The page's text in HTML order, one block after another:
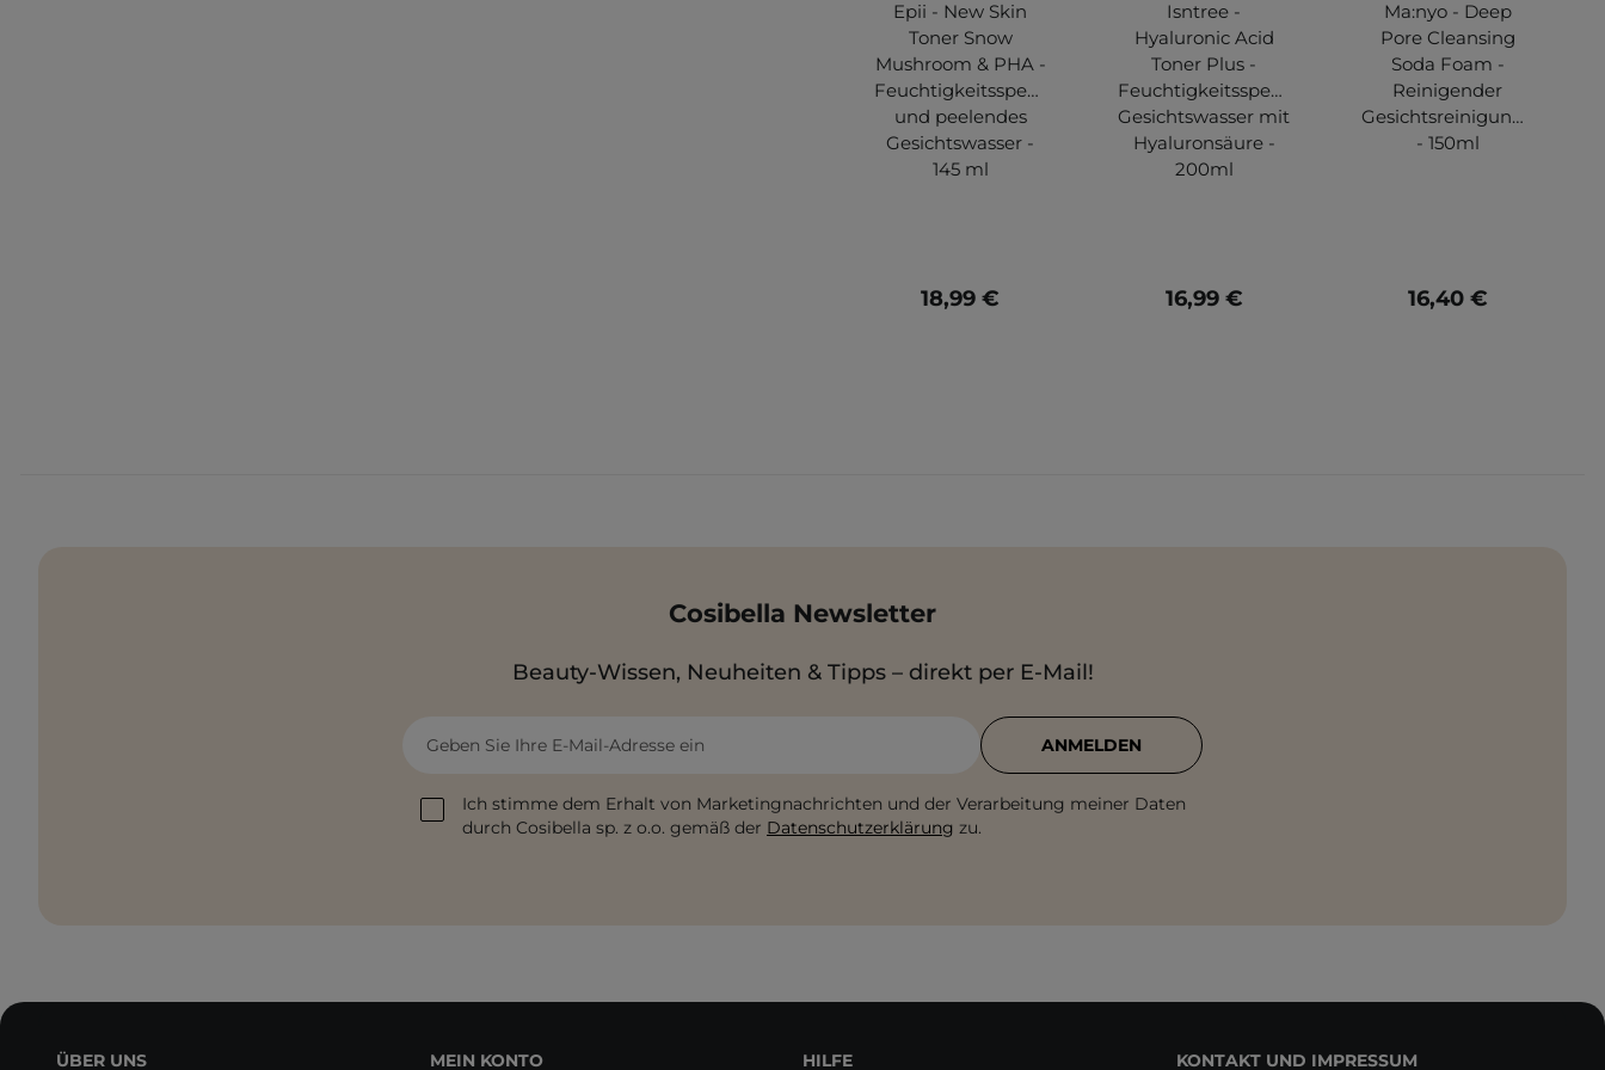
Epii - New Skin
Toner Snow
Mushroom & PHA -
Feuchtigkeitsspendendes
und peelendes
Gesichtswasser -
145 ml
18,99 €
Isntree -
Hyaluronic Acid
Toner Plus -
Feuchtigkeitsspendendes
Gesichtswasser mit
Hyaluronsäure -
200ml
16,99 €
Ma:nyo - Deep
Pore Cleansing
Soda Foam -
Reinigender
Gesichtsreinigungsschaum
- 150ml
16,40 €
Cosibella Newsletter
Beauty-Wissen, Neuheiten & Tipps – direkt per E-Mail!
Geben Sie Ihre E-Mail-Adresse ein
Ich stimme dem Erhalt von Marketingnachrichten und der Verarbeitung meiner Daten
durch Cosibella sp. z o.o. gemäß der Datenschutzerklärung zu.
ANMELDEN
ÜBER UNS MEIN KONTO HILFE KONTAKT UND IMPRESSUM